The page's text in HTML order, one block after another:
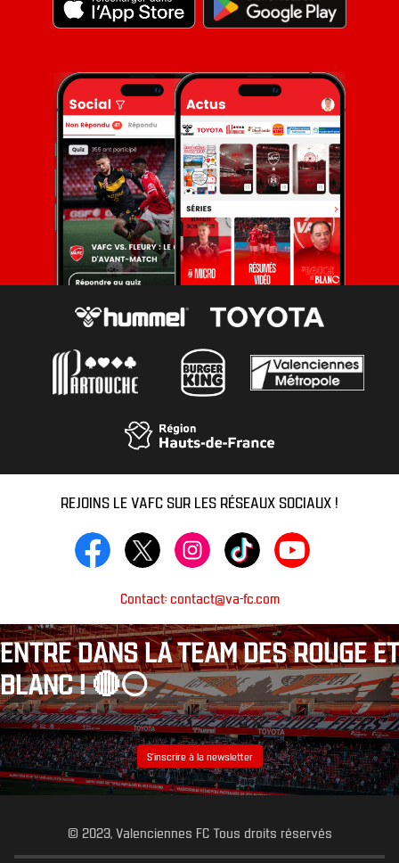
REJOINS LE VAFC SUR LES RÉSEAUX SOCIAUX !
Contact: contact@va-fc.com
ENTRE DANS LA TEAM DES ROUGE ET
BLANC ! 🔴⚪️
S’inscrire à la newsletter
© 2023, Valenciennes FC Tous droits réservés